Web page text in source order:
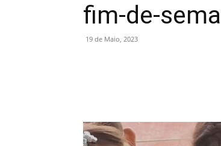
fim-de-
19 de Maio, 2023